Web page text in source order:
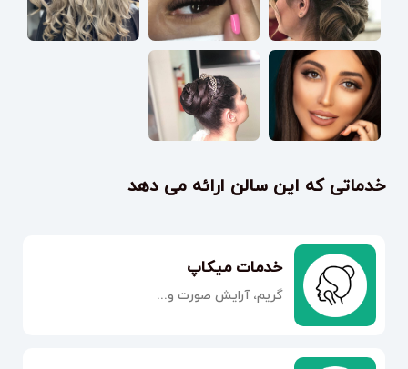
خدماتی که این سالن ارائه می دهد
خدمات میکاپ
گریم، آرایش صورت و...